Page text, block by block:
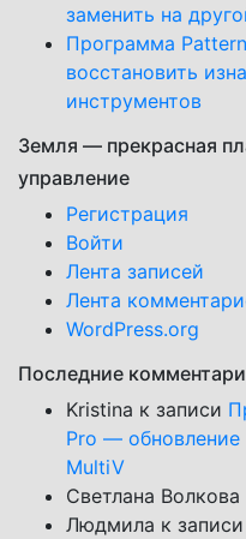
заменить на
Программа
восстановить
инструментов
Земля — прекрасная
управление
Регистрация
Войти
Лента записей
Лента
WordPress.org
Последние
Kristina к записи
Pro — обновление
MultiV
Светлана Волкова
Людмила к записи